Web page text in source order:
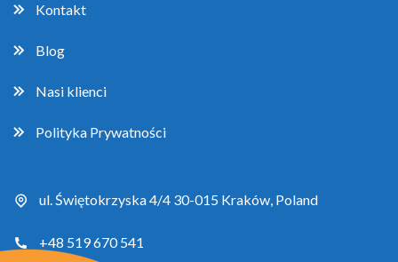
Kontakt
Blog
Nasi klienci
Polityka Prywatności
ul. Świętokrzyska 4/4 30-015 Kraków, Poland
+48 519 670 541